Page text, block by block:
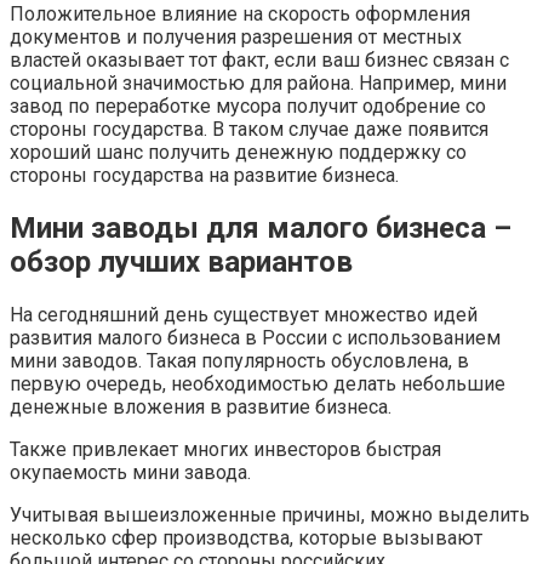
Положительное влияние на скорость оформления
документов и получения разрешения от местных
властей оказывает тот факт, если ваш бизнес связан с
социальной значимостью для района. Например, мини
завод по переработке мусора получит одобрение со
стороны государства. В таком случае даже появится
хороший шанс получить денежную поддержку со
стороны государства на развитие бизнеса.
Мини заводы для малого бизнеса –
обзор лучших вариантов
На сегодняшний день существует множество идей
развития малого бизнеса в России с использованием
мини заводов. Такая популярность обусловлена, в
первую очередь, необходимостью делать небольшие
денежные вложения в развитие бизнеса.
Также привлекает многих инвесторов быстрая
окупаемость мини завода.
Учитывая вышеизложенные причины, можно выделить
несколько сфер производства, которые вызывают